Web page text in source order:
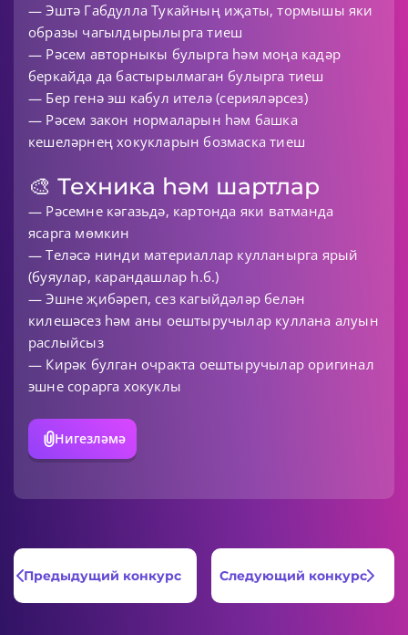
— Эштә Габдулла Тукайның иҗаты, тормышы яки
образы чагылдырылырга тиеш
— Рәсем авторныкы булырга һәм моңа кадәр
беркайда да бастырылмаган булырга тиеш
— Бер генә эш кабул ителә (серияләрсез)
— Рәсем закон нормаларын һәм башка
кешеләрнең хокукларын бозмаска тиеш
🎨 Техника һәм шартлар
— Рәсемне кәгазьдә, картонда яки ватманда
ясарга мөмкин
— Теләсә нинди материаллар кулланырга ярый
(буяулар, карандашлар һ.б.)
— Эшне җибәреп, сез кагыйдәләр белән
килешәсез һәм аны оештыручылар куллана алуын
раслыйсыз
— Кирәк булган очракта оештыручылар оригинал
эшне сорарга хокуклы
Нигезләмә
Предыдущий конкурс Следующий конкурс